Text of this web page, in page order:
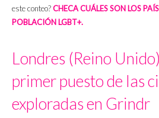
este conteo?CHECA CUÁLES SON LOS
POBLACIÓN LGBT+.
Londres (Reino
primer puesto de las
exploradas en Grindr